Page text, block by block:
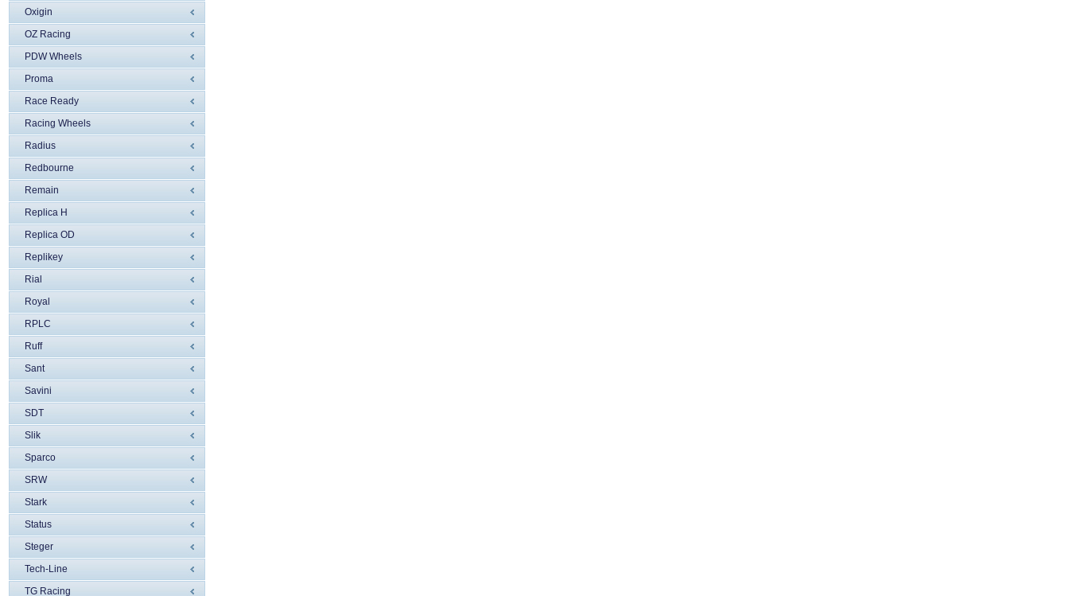
Oxigin
OZ Racing
PDW Wheels
Proma
Race Ready
Racing Wheels
Radius
Redbourne
Remain
Replica H
Replica OD
Replikey
Rial
Royal
RPLC
Ruff
Sant
Savini
SDT
Slik
Sparco
SRW
Stark
Status
Steger
Tech-Line
TG Racing